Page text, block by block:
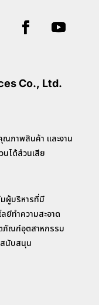
Co., Ltd.
ภาพสินค้า และงาน
นได้ส่วนเสีย
ผู้บริหารที่มี
ยีทำความสะอาด
ภัณฑ์อุตสาหกรรม
สนับสนุน